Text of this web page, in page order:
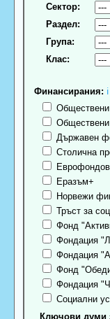
Сектор:
Раздел:
Група:
Клас:
Финансирания: ℹ
Обществени
Държавен
Столична
Еразъм+
Норвежи
Тръст за
Фонд
Фондация
Фондация
Фонд
Фондация
Социални
Ключови думи